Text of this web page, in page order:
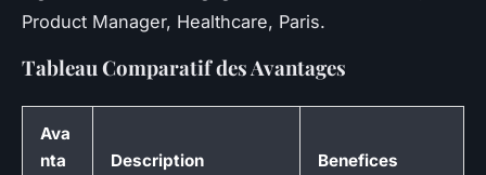
Product Manager, Healthcare, Paris.
Tableau Comparatif des Avantages
Ava
nta
Description Benefices